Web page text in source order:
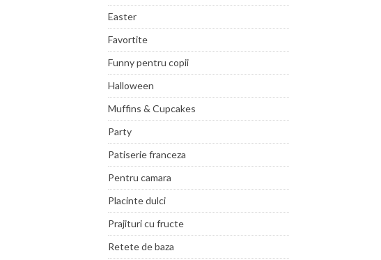
Easter
Favortite
Funny pentru copii
Halloween
Muffins & Cupcakes
Party
Patiserie franceza
Pentru camara
Placinte dulci
Prajituri cu fructe
Retete de baza